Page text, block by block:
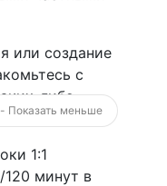
или создание
с
либо
1:1
минут в
- Показать меньше